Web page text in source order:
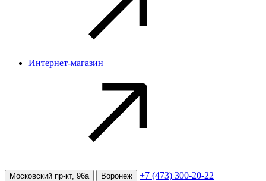
Интернет-магазин
Московский пр-кт, 96а Воронеж +7 (473) 300-20-22